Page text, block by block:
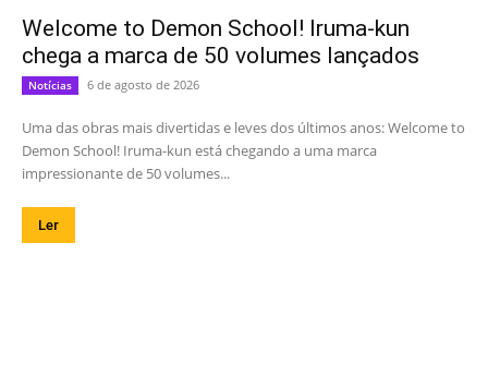
Welcome to Demon School! Iruma-kun
chega a marca de 50 volumes lançados
Notícias 6 de agosto de 2026
Uma das obras mais divertidas e leves dos últimos anos: Welcome to
Demon School! Iruma-kun está chegando a uma marca
impressionante de 50 volumes...
Ler